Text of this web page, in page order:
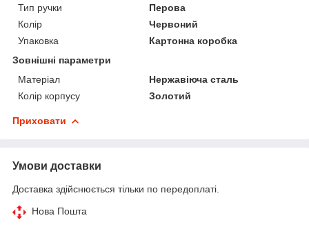
Тип ручки
Перова
Колір
Червоний
Упаковка
Картонна коробка
Зовнішні параметри
Матеріал
Нержавіюча сталь
Колір корпусу
Золотий
Приховати
Умови доставки
Доставка здійснюється тільки по передоплаті.
Нова Пошта